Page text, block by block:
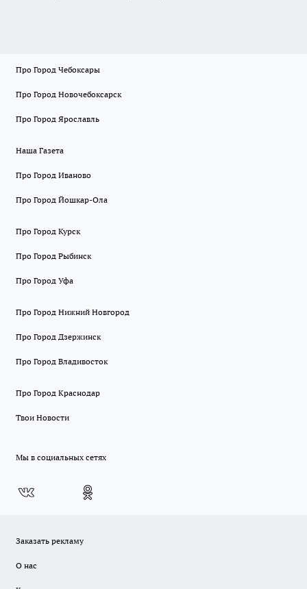
Про Город Чебоксары
Про Город Новочебоксарск
Про Город Ярославль
Наша Газета
Про Город Иваново
Про Город Йошкар-Ола
Про Город Курск
Про Город Рыбинск
Про Город Уфа
Про Город Нижний Новгород
Про Город Дзержинск
Про Город Владивосток
Про Город Краснодар
Твои Новости
Мы в социальных сетях
Заказать рекламу
О нас